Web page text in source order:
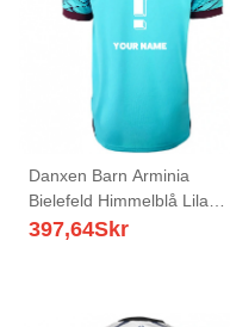
Danxen Barn Arminia
Bielefeld Himmelblå Lila
Målvaktströja 2025/26 T-
397,64Skr